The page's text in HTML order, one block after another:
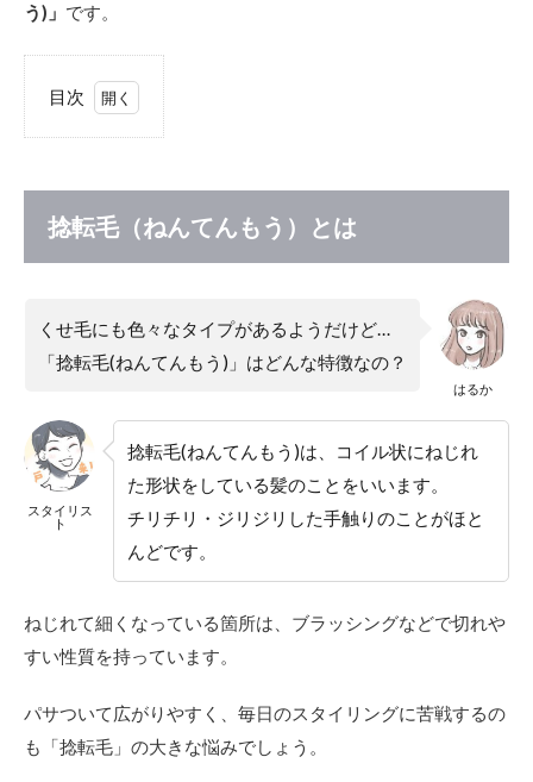
う)」 です。
目次
んて
んも
う）
2
なぜ
捻転
に？
4つ
の原
因と
改善
方法
2.1
1．先
天性
転毛
2.2
捻転毛（ねんてんもう）とは
はるか
くせ毛にも色々なタイプがあるようだけど…
「捻転毛(ねんてんもう)」はどんな特徴なの？
スタイリス
ト
捻転毛(ねんてんもう)は、コイル状にねじれ
た形状をしている髪のことをいいます。
チリチリ・ジリジリした手触りのことがほと
んどです。
ねじれて細くなっている箇所は、ブラッシングなどで切れや
すい性質を持っています。
パサついて広がりやすく、毎日のスタイリングに苦戦するの
も「捻転毛」の大きな悩みでしょう。